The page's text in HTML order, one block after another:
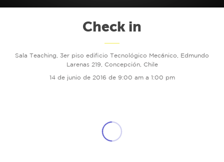
Check in
Sala Teaching, 3er piso edificio Tecnológico Mecánico, Edmundo
Larenas 219, Concepción, Chile
14 de junio de 2016 de 9:00 am a 1:00 pm